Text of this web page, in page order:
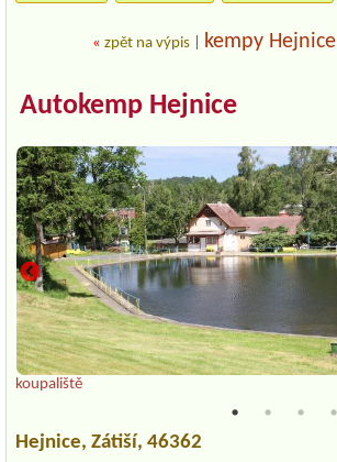
«zpět na výpis kempy Hejnice
Autokemp Hejnice
koupaliště
Hejnice, Zátiší, 46362